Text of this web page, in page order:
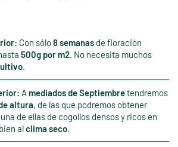
Con sólo8 semanas de floración
500g por m2. No necesita muchos
.
A mediados de Septiembretendremos
altura, de las que podremos obtener
de ellas de cogollos densos y ricos en
alclima seco.